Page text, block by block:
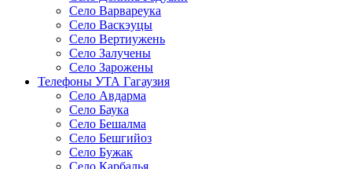
Село Варвареука
Село Васкэуцы
Село Вертиужень
Село Залучены
Село Зарожены
Телефоны УТА Гагаузия
Село Авдарма
Село Баука
Село Бешалма
Село Бешгийоз
Село Бужак
Село Карбалья